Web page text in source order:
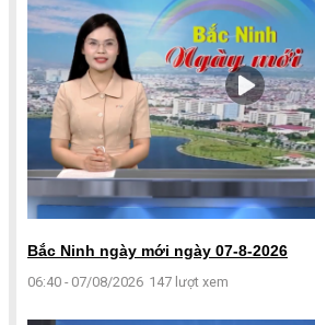
Bắc Ninh ngày mới ngày 07-8-2026
06:40 - 07/08/2026 147 lượt xem